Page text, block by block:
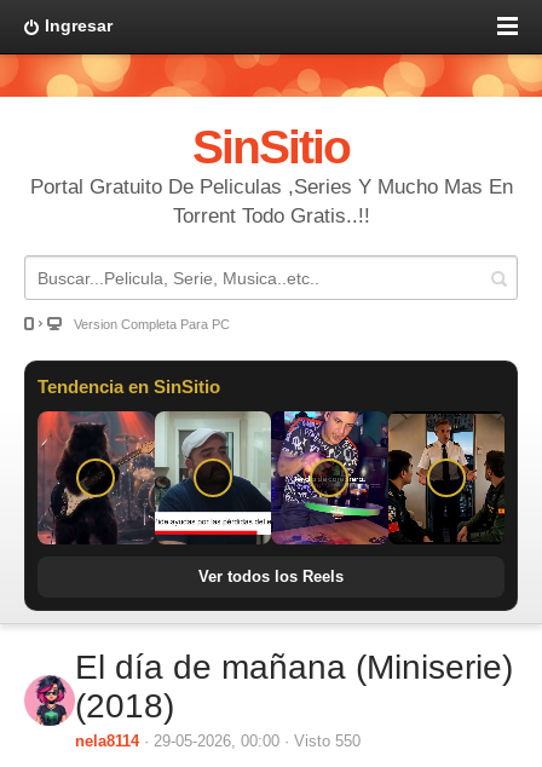
Ingresar
SinSitio
Portal Gratuito De Peliculas ,Series Y Mucho Mas En
Torrent Todo Gratis..!!
Version Completa Para PC
Tendencia en SinSitio
Ver todos los Reels
El día de mañana (Miniserie)
(2018)
nela8114· 29-05-2026, 00:00 · Visto 550